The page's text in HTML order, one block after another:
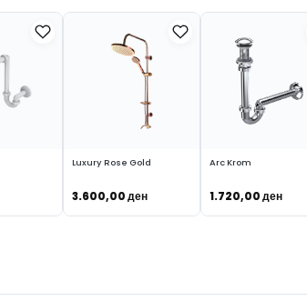
Luxury Rose Gold
3.600,00ден
ВО КОШНИЧКА
Arc Krom
1.720,00ден
ВО КОШНИЧКА